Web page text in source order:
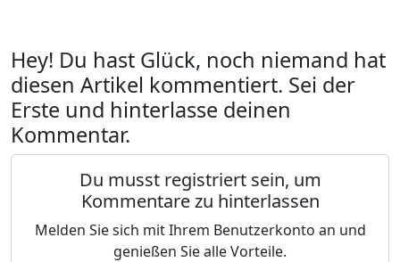
Hey! Du hast Glück, noch niemand hat
diesen Artikel kommentiert. Sei der
Erste und hinterlasse deinen
Kommentar.
Du musst registriert sein, um
Kommentare zu hinterlassen
Melden Sie sich mit Ihrem Benutzerkonto an und
genießen Sie alle Vorteile.